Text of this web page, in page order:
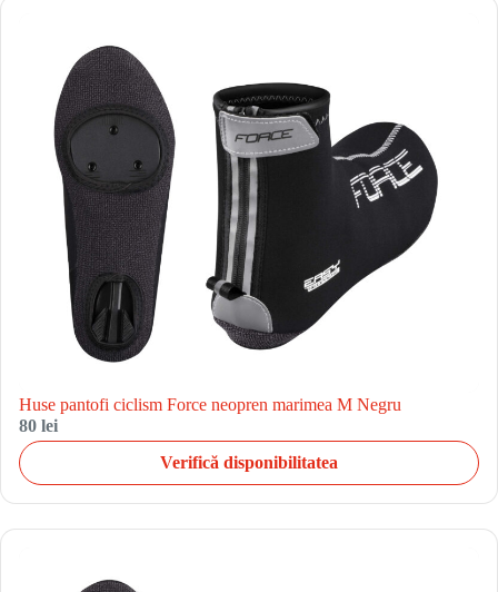
Huse pantofi ciclism Force neopren marimea M Negru
80 lei
Verifică disponibilitatea